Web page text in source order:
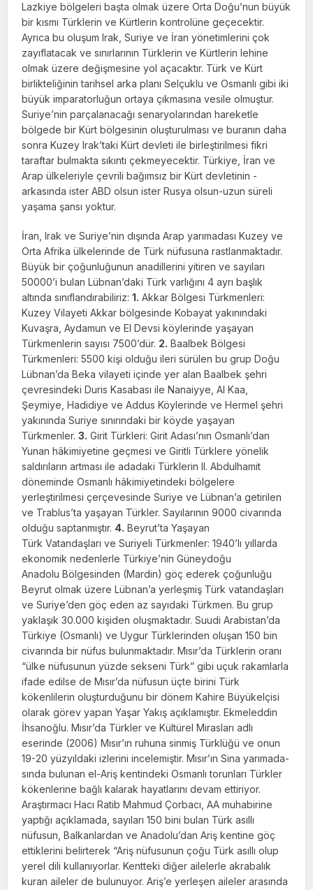
Lazkiye bölgeleri başta olmak üzere Orta Doğu’nun büyük
bir kısmı Türklerin ve Kürtlerin kontrolüne geçecektir.
Ayrıca bu oluşum Irak, Suriye ve İran yönetimlerini çok
zayıflatacak ve sınırlarının Türklerin ve Kürtlerin lehine
olmak üzere değişmesine yol açacaktır. Türk ve Kürt
birlikteliğinin tarihsel arka planı Selçuklu ve Osmanlı gibi iki
büyük imparatorluğun ortaya çıkmasına vesile ol­muştur.
Suriye’nin par­çalanacağı senaryolarından hareketle
bölgede bir Kürt bölgesinin oluşturulması ve buranın daha
sonra Kuzey Irak’taki Kürt devleti ile birleştirilmesi fikri
taraftar bulmakta sıkıntı çekmeyecektir. Türkiye, İran ve
Arap ülke­leriyle çevrili bağımsız bir Kürt devletinin -
arkasında ister ABD olsun ister Rusya olsun-uzun süreli
yaşama şansı yoktur.
İran, Irak ve Suriye’nin dışında Arap yarımadası Kuzey ve
Orta Afrika ülkelerinde de Türk nüfusuna rastlanmaktadır.
Büyük bir çoğunluğu­nun anadillerini yitiren ve sayıları
50000’i bu­lan Lübnan’daki Türk varlığını 4 ayrı başlık
altında sınıflandırabiliriz:1. Akkar Bölgesi Türkmenleri:
Kuzey Vilayeti Akkar bölgesinde Kobayat yakınında­ki
Kuvaşra, Aydamun ve El Devsi köylerinde yaşayan
Türkmenlerin sayısı 7500’dür. 2. Baalbek Bölgesi
Türkmenleri: 5500 kişi olduğu ileri sürülen bu grup Doğu
Lüb­nan’da Beka vilayeti içinde yer alan Baalbek şehri
çevresindeki Duris Kasabası ile Nana­iyye, Al Kaa,
Şeymiye, Hadidiye ve Addus Köylerinde ve Hermel şehri
yakınında Suriye sınırındaki bir köyde yaşayan
Türkmenler.3. Girit Türkleri: Girit Adası’nın Osmanlı’dan
Yunan hâkimiyetine geçme­si ve Giritli Türklere yönelik
saldırıların artması ile adadaki Türklerin II. Abdulha­mit
döneminde Osmanlı hâkimiyetindeki bölgelere
yerleştirilmesi çerçevesinde Suriye ve Lübnan’a getirilen
ve Trablus’ta yaşayan Türkler. Sayılarının 9000 civarında
olduğu saptanmıştır. 4. Beyrut’ta Yaşayan
Türk Vatandaşları ve Suriyeli Türkmenler: 1940’lı yıllarda
eko­nomik nedenlerle Türkiye’nin Güneydoğu
Anadolu Bölgesinden (Mardin) göç ederek çoğunluğu
Beyrut olmak üzere Lübnan’a yer­leşmiş Türk vatandaşları
ve Suriye’den göç eden az sayıdaki Türkmen. Bu grup
yaklaşık 30.000 kişiden oluşmaktadır. Suudi Arabistan’da
Türkiye (Osmanlı) ve Uygur Türklerinden oluşan 150 bin
civarında bir nüfus bulunmaktadır. Mısır’da Türklerin oranı
“ülke nüfusu­nun yüzde sekseni Türk” gibi uçuk rakamlar­la
ifade edilse de Mısır’da nüfusun üçte birini Türk
kökenlilerin oluşturduğunu bir dönem Kahire Büyükelçisi
olarak görev yapan Yaşar Yakış açıklamıştır. Ekmeleddin
İhsanoğlu. Mısır’da Türkler ve Kültürel Mirasları adlı
eserinde (2006) Mısır’ın ruhuna sinmiş Türk­lüğü ve onun
19-20 yüzyıldaki izlerini incele­miştir. Mısır’ın Sina yarımada­
sında bulunan el-Ariş kentindeki Osmanlı torunları Türkler
kökenlerine bağlı kalarak hayatlarını devam ettiriyor.
Araştırmacı Hacı Ratib Mahmud Çorbacı, AA muhabirine
yaptığı açıklamada, sayıları 150 bini bulan Türk asıllı
nüfusun, Balkanlardan ve Anado­lu’dan Ariş kentine göç
ettiklerini belirterek “Ariş nüfusunun çoğu Türk asıllı olup
yerel dili kullanıyorlar. Kentteki diğer ailelerle akrabalık
kuran aileler de bulunuyor. Ariş’e yerleşen aileler arasında